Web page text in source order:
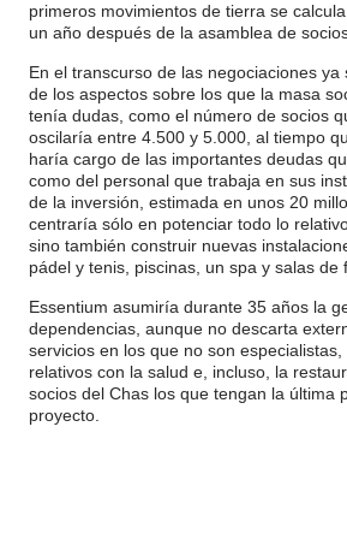
primeros movimientos de tierra se
un año después de la asamblea de
En el transcurso de las negociaciones
de los aspectos sobre los que la masa
tenía dudas, como el número de socios
oscilaría entre 4.500 y 5.000, al tiempo
haría cargo de las importantes deudas
como del personal que trabaja en sus
de la inversión, estimada en unos 20
centraría sólo en potenciar todo lo
sino también construir nuevas
pádel y tenis, piscinas, un spa y salas de
Essentium asumiría durante 35 años la
dependencias, aunque no descarta
servicios en los que no son
relativos con la salud e, incluso, la
socios del Chas los que tengan la última
proyecto.